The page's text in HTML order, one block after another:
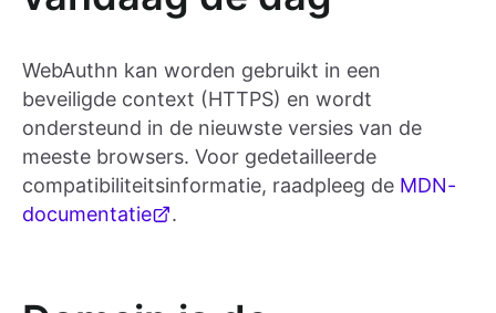
WebAuthn kan worden gebruikt in een
beveiligde context (HTTPS) en wordt
ondersteund in de nieuwste versies van de
meeste browsers. Voor gedetailleerde
compatibiliteitsinformatie, raadpleeg de MDN-
documentatie
.